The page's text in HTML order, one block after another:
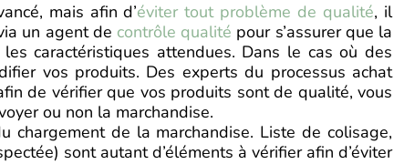
mais afin d’éviter tout problème de qualité, il
un agent de contrôle qualité pour s’assurer que la
caractéristiques attendues. Dans le cas où des
vos produits. Des experts du processus achat
de vérifier que vos produits sont de qualité, vous
ou non la marchandise.
chargement de la marchandise. Liste de colisage,
sont autant d’éléments à vérifier afin d’éviter